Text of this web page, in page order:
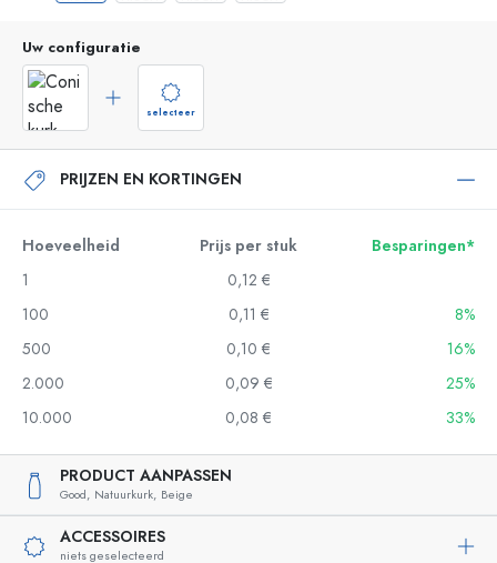
Uw configuratie
selecteer
PRIJZEN EN KORTINGEN
Hoeveelheid Prijs per stuk
Besparingen*
1
0,12 €
100
0,11 €
8%
500
0,10 €
16%
2.000
0,09 €
25%
10.000
0,08 € 33%
PRODUCT AANPASSEN
Good, Natuurkurk, Beige
ACCESSOIRES
niets geselecteerd